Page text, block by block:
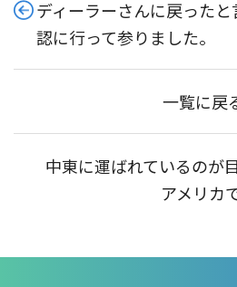
ディーラーさんに戻った
認に行って参りました。
一覧に戻
中東に運ばれているのが
アメリカ